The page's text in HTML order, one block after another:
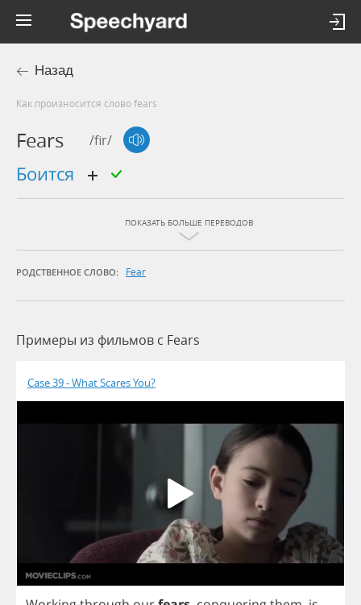
Назад
Как произносится слово fears
Fears /fir/
боится
ПОКАЗАТЬ БОЛЬШЕ ПЕРЕВОДОВ
РОДСТВЕННОЕ СЛОВО: Fear
Примеры из фильмов c Fears
Case 39 - What Scares You?